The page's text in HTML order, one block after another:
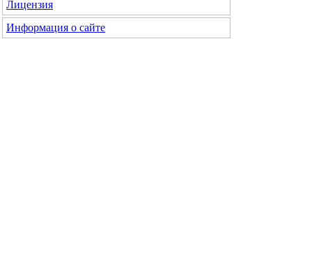
Лицензия
Информация о сайте